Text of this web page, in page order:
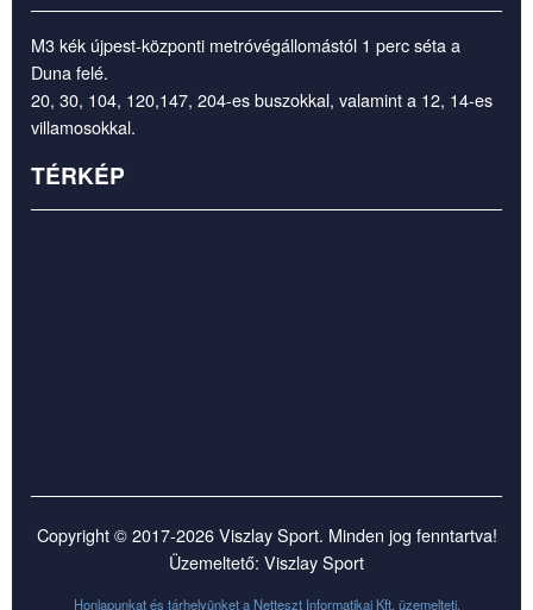
M3 kék újpest-központi metróvégállomástól 1 perc séta a
Duna felé.
20, 30, 104, 120,147, 204-es buszokkal, valamint a 12, 14-es
villamosokkal.
TÉRKÉP
Copyright © 2017-2026 Viszlay Sport. Minden jog fenntartva!
Üzemeltető: Viszlay Sport
Honlapunkat és tárhelyünket a Netteszt Informatikai Kft. üzemelteti.